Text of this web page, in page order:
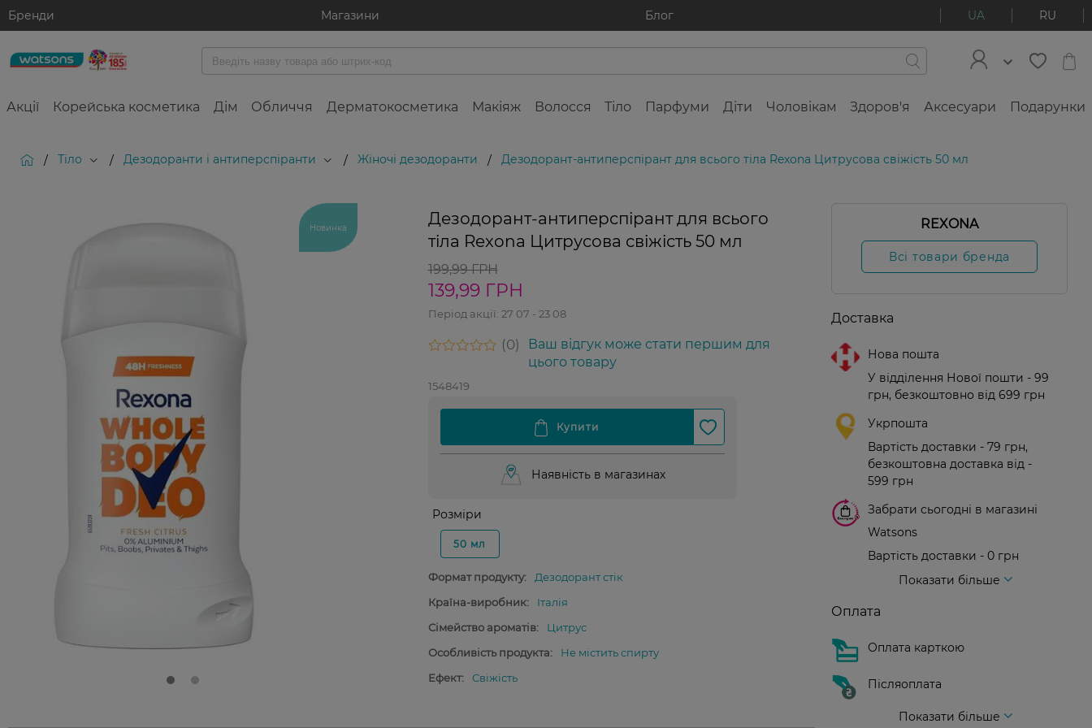
Бренди Магазини Блог UA RU
Акції Корейська косметика Дім Обличчя Дерматокосметика Макіяж Волосся Тіло Парфуми Діти Чоловікам Здоров'я Аксесуари Подарунки
/ Тіло / Дезодоранти і антиперспіранти / Жіночі дезодоранти / Дезодорант-антиперспірант для всього тіла Rexona Цитрусова свіжість 50 мл
Новинка Новинка
Дезодорант-антиперспірант для всього
тіла Rexona Цитрусова свіжість 50 мл
199,99 ГРН
139,99 ГРН
Період акції: 27 07 - 23 08
0
Ваш відгук може стати першим для
цього товару
1548419
Наявність в магазинах
Розміри
50 мл
Формат продукту:
Дезодорант стік
Країна-виробник:
Італія
Сімейство ароматів:
Цитрус
Особливість продукта:
Не містить спирту
Ефект:
Свіжість
REXONA
Всі товари бренда
Доставка
Нова пошта
У відділення Нової пошти - 99
грн, безкоштовно від 699 грн
Укрпошта
Вартість доставки - 79 грн,
безкоштовна доставка від -
599 грн
Забрати сьогодні в магазині
Watsons
Вартість доставки - 0 грн
Показати більше
Оплата
Оплата карткою
Післяоплата
Показати більше